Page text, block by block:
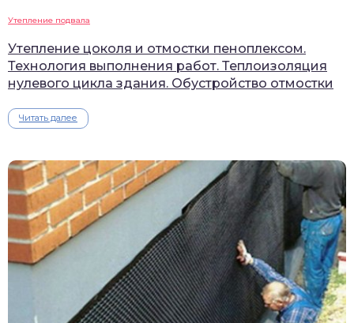
Утепление подвала
Утепление цоколя и отмостки пеноплексом.
Технология выполнения работ. Теплоизоляция
нулевого цикла здания. Обустройство отмостки
Читать далее